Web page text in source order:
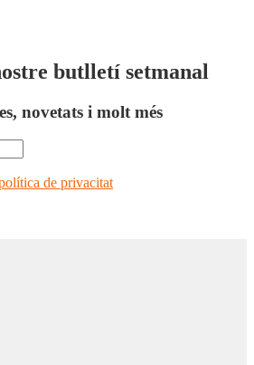
butlletí setmanal
novetats i molt més
de privacitat